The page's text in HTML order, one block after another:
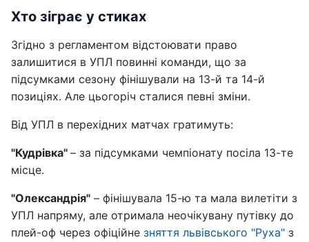
Хто зіграє у стиках
Згідно з регламентом відстоювати право
залишитися в УПЛ повинні команди, що за
підсумками сезону фінішували на 13-й та 14-й
позиціях. Але цьогоріч сталися певні зміни.
Від УПЛ в перехідних матчах гратимуть:
"Кудрівка" – за підсумками чемпіонату посіла 13-те
місце.
"Олександрія" – фінішувала 15-ю та мала вилетіти з
УПЛ напряму, але отримала неочікувану путівку до
плей-оф через офіційне зняття львівського "Руха" з